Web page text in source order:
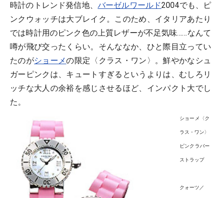
時計のトレンド発信地、 バーゼルワールド2004でも、ピ
ンクウォッチは大ブレイク。このため、イタリアあたり
では時計用のピンク色の上質レザーが不足気味……なんて
噂が飛び交ったくらい。そんななか、ひと際目立ってい
たのがショーメの限定〈クラス・ワン〉。鮮やかなシュ
ガーピンクは、キュートすぎるというよりは、むしろリ
ッチな大人の余裕を感じさせるほど、インパクト大でし
た。
ショーメ〈ク
ラス・ワン〉
ピンクラバー
ストラップ
クォーツ／